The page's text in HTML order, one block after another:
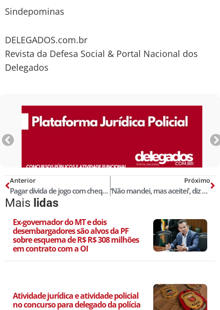
Sindepominas
DELEGADOS.com.br
Revista da Defesa Social & Portal Nacional dos
Delegados
Anterior
Pagar dívida de jogo com cheque sem fundos é crime!
Próximo
‘Não mandei, mas aceitei’, diz Bruno sobre morte de Eliza no 3º dia de júri
Mais lidas
Ex-governador do MT e dois
desembargadores são alvos da PF
sobre esquema de R$ R$ 308 milhões
em contrato com a OI
Atividade jurídica e atividade policial
no concurso para delegado da polícia